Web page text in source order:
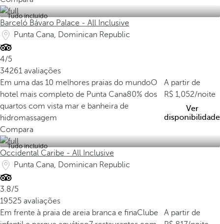
Tudo incluído
Barceló Bávaro Palace - All Inclusive
Punta Cana, Dominican Republic
4/5
34261 avaliações
Em uma das 10 melhores praias do mundoO
hotel mais completo de Punta Cana80% dos
quartos com vista mar e banheira de
hidromassagem
A partir de
1,052/noite
Ver
disponibilidade
Compara
Tudo incluído
Occidental Caribe - All Inclusive
Punta Cana, Dominican Republic
3.8/5
19525 avaliações
Em frente à praia de areia branca e finaClube
A partir de
P
r
a
i
a
B
á
v
a
r
o
U
m
d